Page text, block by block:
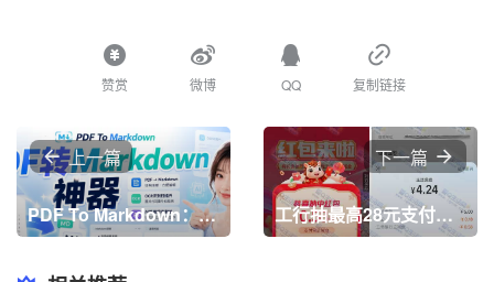
赞赏 微博 QQ 复制链接
上一篇
PDF To Markdown：免费在线转换MD转换工具，能将各类PDF文档转换为Markdown文本
下一篇
工行抽最高28元支付宝立减金 亲测0.58元秒到